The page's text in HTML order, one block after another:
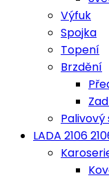
Výfuk
Spojka
Topení
Brzdění
LADA 2106